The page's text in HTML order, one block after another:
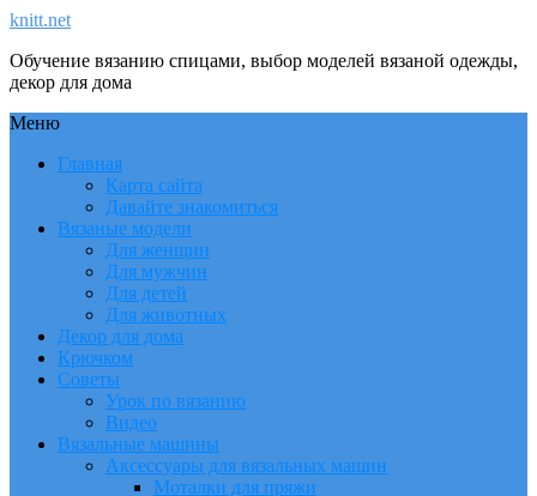
knitt.net
Обучение вязанию спицами, выбор моделей вязаной одежды,
декор для дома
Меню
Главная
Карта сайта
Давайте знакомиться
Вязаные модели
Для женщин
Для мужчин
Для детей
Для животных
Декор для дома
Крючком
Советы
Урок по вязанию
Видео
Вязальные машины
Аксессуары для вязальных машин
Моталки для пряжи